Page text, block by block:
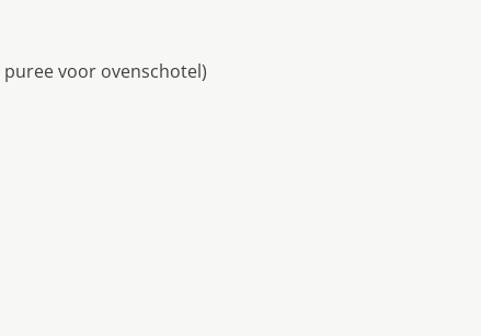
voor ovenschotel)